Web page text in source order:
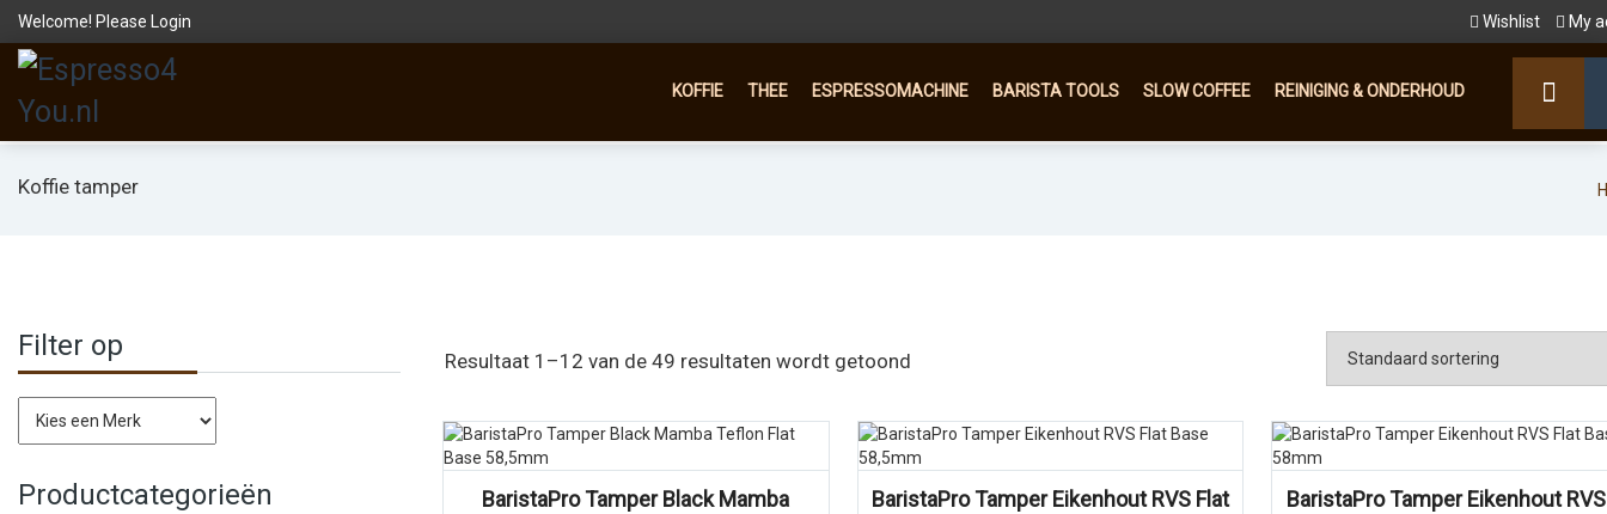
Welcome! Please Login Wishlist My
KOFFIE THEE ESPRESSOMACHINE BARISTA TOOLS SLOW COFFEE REINIGING & ONDERHOUD
Koffie tamper
Filter op
Productcategorieën
Resultaat 1–12 van de 49 resultaten wordt getoond
Vergelijk
BaristaPro Tamper Black Mamba
Vergelijk
BaristaPro Tamper Eikenhout RVS Flat
Vergelijk
BaristaPro Tamper Eikenhout